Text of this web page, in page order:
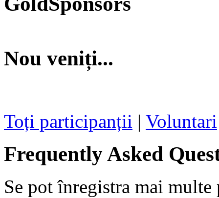
Nou veniți...
Toți participanții | Voluntari
Frequently Asked
Se pot înregistra mai multe